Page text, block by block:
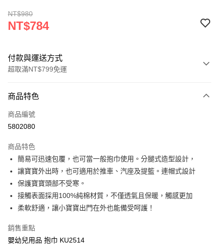
NT$980
NT$784
付款與運送方式
超取滿NT$799免運
信用卡一次付款
超商取貨付款
Apple Pay
街口支付
悠遊付
Google Pay
全盈+PAY
商品特色
商品編號
5802080
商品特色
簡易可迅速包覆，也可當一般抱巾使用。分腿式造型設計，
讓寶寶外出時，也可適用於推車、汽座及提籃。連帽式設計
保護寶寶頭部不受寒。
接觸表面採用100%純棉材質，不僅透氣且保暖，觸感更加
柔軟舒適，讓小寶寶出門在外也能備受呵護！
銷售重點
嬰幼兒用品 抱巾 KU2514